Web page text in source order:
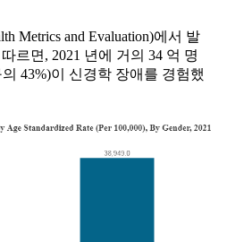
Metrics and Evaluation)에서 발
르면, 2021 년에 거의 34 억 명
43%)이 신경학 장애를 경험했